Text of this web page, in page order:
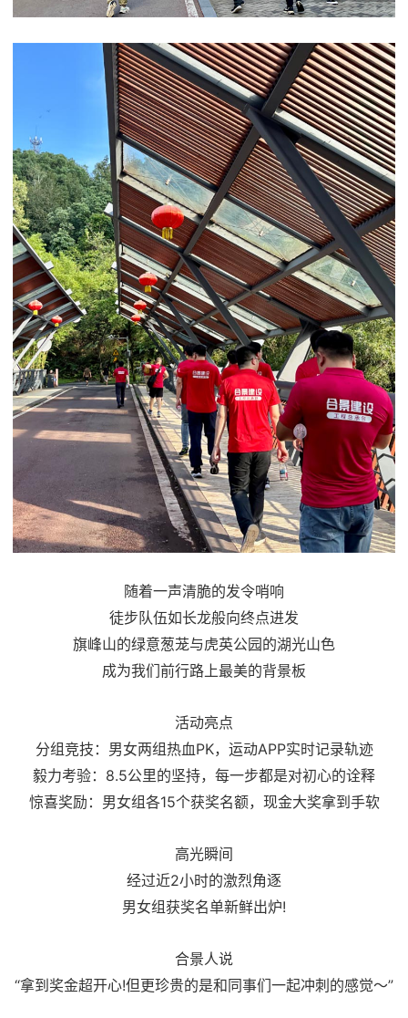
随着一声清脆的发令哨响
徒步队伍如长龙般向终点进发
旗峰山的绿意葱茏与虎英公园的湖光山色
成为我们前行路上最美的背景板
活动亮点
分组竞技：男女两组热血PK，运动APP实时记录轨迹
毅力考验：8.5公里的坚持，每一步都是对初心的诠释
惊喜奖励：男女组各15个获奖名额，现金大奖拿到手软
高光瞬间
经过近2小时的激烈角逐
男女组获奖名单新鲜出炉!
合景人说
“拿到奖金超开心!但更珍贵的是和同事们一起冲刺的感觉～”